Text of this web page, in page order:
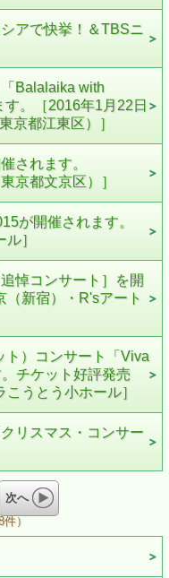
アで快挙！＆TBSニ
Balalaika with
。［2016年1月22日
京都江東区）］
されます。
京都文京区）］
が開催されます。
］
悼コンサート］を開
（新宿）・R'sアート
ト）コンサート「Viva
チケット好評発売
うとう小ホール］
リスマス・コンサー
次へ
）